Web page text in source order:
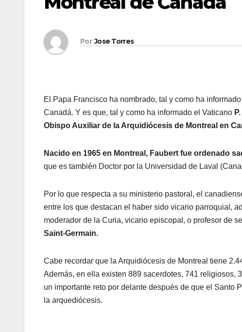
Por Jose Torres
El Papa Francisco ha nombrado, tal y como ha
Canadá. Y es que, tal y como ha informado el Vaticano
Obispo Auxiliar de la Arquidiócesis de Montreal en
Nacido en 1965 en Montreal, Faubert fue ordenado
que es también Doctor por la Universidad de Laval
Por lo que respecta a su ministerio pastoral, el
entre los que destacan el haber sido vicario parroquial,
moderador de la Curia, vicario episcopal, o profesor de
Saint-Germain.
Cabe recordar que la Arquidiócesis de Montreal tiene
Además, en ella existen 889 sacerdotes, 741 religiosos,
un importante reto por delante después de que el Santo
la arquediócesis.